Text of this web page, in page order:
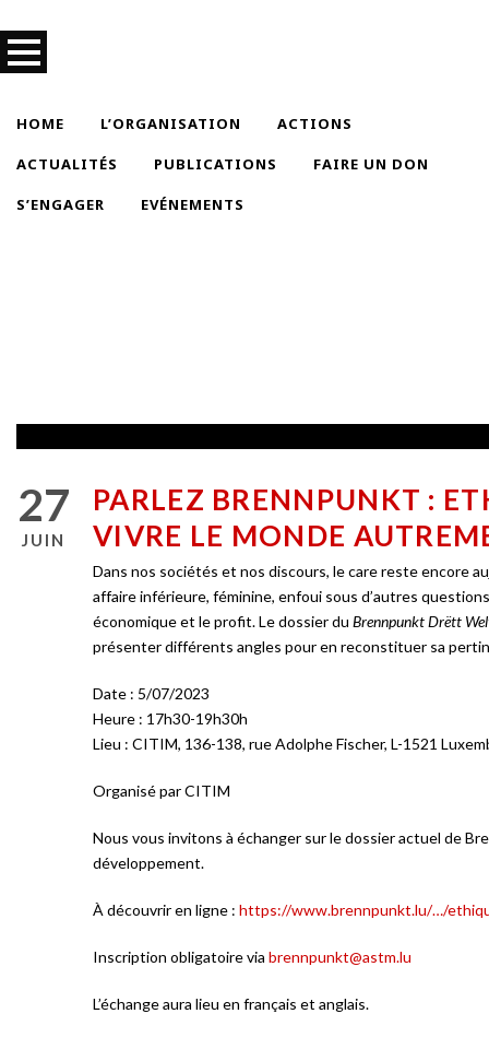
HOME L’ORGANISATION ACTIONS
ACTUALITÉS PUBLICATIONS FAIRE UN DON
S’ENGAGER EVÉNEMENTS
27
JUIN
PARLEZ BRENNPUNKT :
VIVRE LE MONDE
Dans nos sociétés et nos discours, le care reste encore
affaire inférieure, féminine, enfoui sous d’autres
économique et le profit. Le dossier du Brennpunkt Drëtt
présenter différents angles pour en reconstituer sa
Date : 5/07/2023
Heure : 17h30-19h30h
Lieu : CITIM, 136-138, rue Adolphe Fischer, L-1521
Organisé par CITIM
Nous vous invitons à échanger sur le dossier actuel de
développement.
À découvrir en ligne : https://www.brennpunkt.lu/…/
Inscription obligatoire via brennpunkt@astm.lu
L’échange aura lieu en français et anglais.